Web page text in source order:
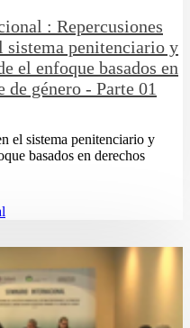
: Repercusiones
sistema penitenciario y
el enfoque basados en
de género - Parte 01
el sistema penitenciario y
basados en derechos